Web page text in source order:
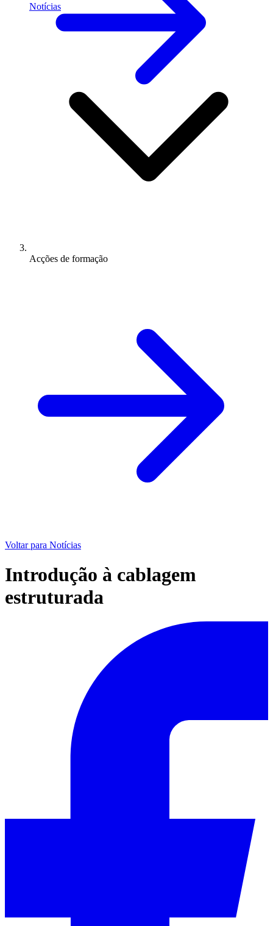
Notícias
Acções de formação
Voltar para Notícias
Introdução à cablagem
estruturada